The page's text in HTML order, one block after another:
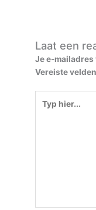
Laat een
Je e-
Vereiste
hier...